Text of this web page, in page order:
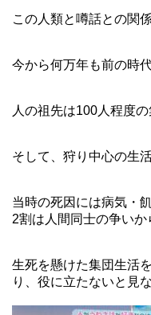
この人類と噂話との関
今から何万年も前の時代
人の祖先は100人程度
そして、狩り中心の生
当時の死因には病気・
2割は人間同士の争いか
生死を懸けた集団生活
り、役に立たないと見